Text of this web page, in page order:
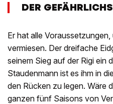
DER
Er hat alle
vermiesen. Der dreifache
seinem Sieg auf der Rigi ein
Staudenmann ist es ihm in
den Rücken zu legen. Wäre
ganzen fünf Saisons von